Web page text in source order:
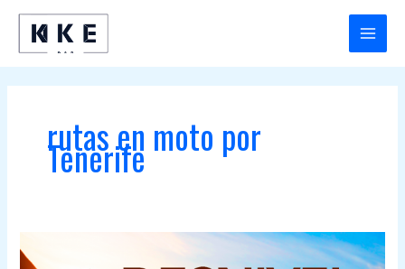
contenido
MAIN
MENU
rutas en moto por
Tenerife